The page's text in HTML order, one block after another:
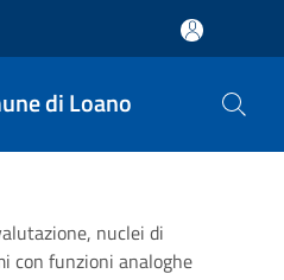
di Loano
nuclei di
con funzioni analoghe